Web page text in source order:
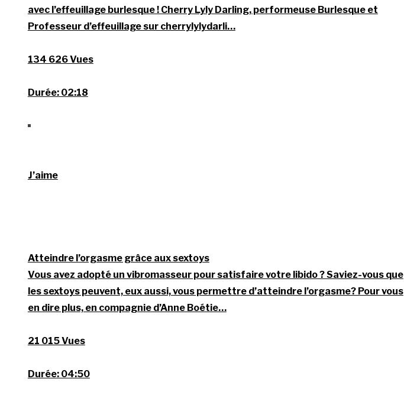
avec l’effeuillage burlesque ! Cherry Lyly Darling, performeuse Burlesque et
Professeur d’effeuillage sur cherrylylydarli…
134 626 Vues
Durée:02:18
J’aime
Atteindre l’orgasme grâce aux sextoys
Vous avez adopté un vibromasseur pour satisfaire votre libido ? Saviez-vous que
les sextoys peuvent, eux aussi, vous permettre d’atteindre l’orgasme? Pour vous
en dire plus, en compagnie d’Anne Boétie…
21 015 Vues
Durée:04:50